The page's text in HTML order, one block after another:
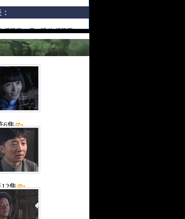
桥隆飙童 瑶饰 桥隆花
马定军 大 秦 饰 沙贯舟
饰 彭雅涵 吴 冕 饰 铁娘子
肖远山 陈 洁 饰 狄月清
6集
集